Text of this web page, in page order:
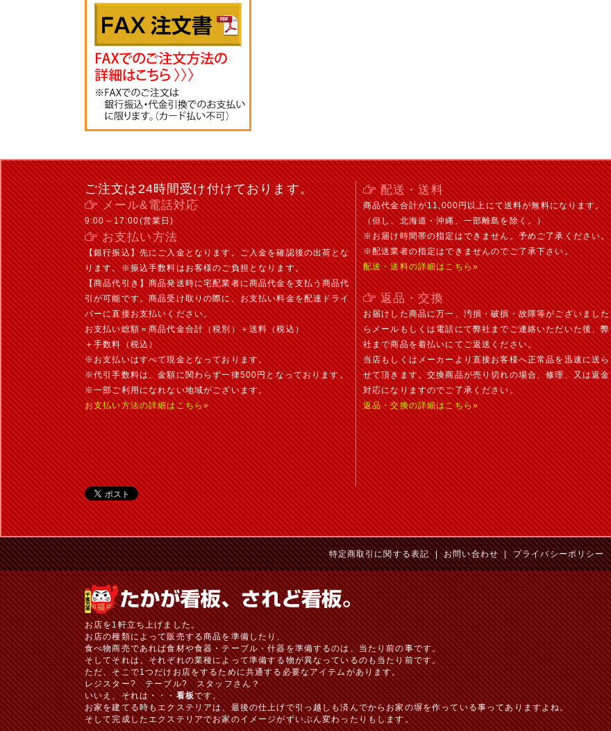
ご注文は24時間受け付けております。
メール&電話対応
9:00～17:00(営業日)
お支払い方法
【銀行振込】先にご入金となります。ご入金を確認後の出荷とな
ります。※振込手数料はお客様のご負担となります。
【商品代引き】商品発送時に宅配業者に商品代金を支払う商品代
引が可能です。商品受け取りの際に、お支払い料金を配達ドライ
バーに直接お支払いください。
お支払い総額＝商品代金合計（税別）＋送料（税込）
＋手数料（税込）
※お支払いはすべて現金となっております。
※代引手数料は、金額に関わらず一律500円となっております。
※一部ご利用になれない地域がございます。
お支払い方法の詳細はこちら»
配送・送料
商品代金合計が11,000円以上にて送料が無料になります。
（但し、北海道・沖縄、一部離島を除く。）
※お届け時間帯の指定はできません。予めご了承ください。
※配送業者の指定はできませんのでご了承下さい。
配送・送料の詳細はこちら»
返品・交換
お届けした商品に万一、汚損・破損・故障等がございました
らメールもしくは電話にて弊社までご連絡いただいた後、弊
社まで商品を着払いにてご返送ください。
当店もしくはメーカーより直接お客様へ正常品を迅速に送ら
せて頂きます。交換商品が売り切れの場合、修理、又は返金
対応になりますのでご了承ください。
返品・交換の詳細はこちら»
特定商取引に関する表記 | お問い合わせ | プライバシーポリシー
お店を1軒立ち上げました。
お店の種類によって販売する商品を準備したり、
食べ物商売であれば食材や食器・テーブル・什器を準備するのは、当たり前の事です。
そしてそれは、それぞれの業種によって準備する物が異なっているのも当たり前です。
ただ、そこで1つだけお店をするために共通する必要なアイテムがあります。
レジスター? テーブル? スタッフさん？
いいえ、それは・・・看板です。
お家を建てる時もエクステリアは、最後の仕上げで引っ越しも済んでからお家の塀を作っている事ってありますよね。
そして完成したエクステリアでお家のイメージがずいぶん変わったりもします。